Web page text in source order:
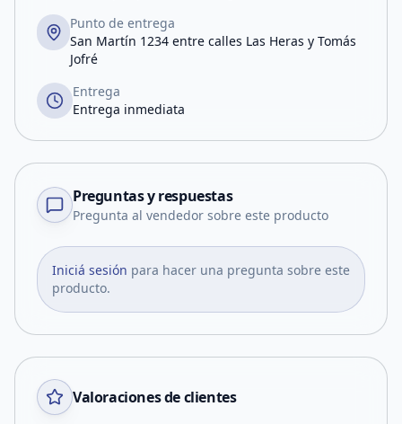
Punto de entrega
San Martín 1234 entre calles Las Heras y Tomás
Jofré
Entrega
Entrega inmediata
Preguntas y respuestas
Pregunta al vendedor sobre este producto
Iniciá sesión para hacer una pregunta sobre este
producto.
Valoraciones de clientes